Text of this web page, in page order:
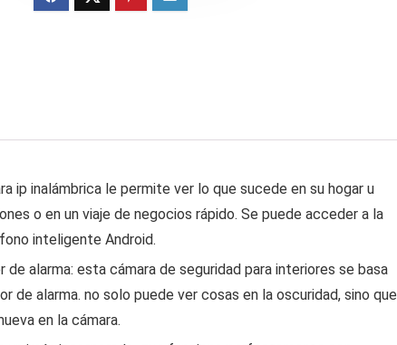
ip inalámbrica le permite ver lo que sucede en su hogar u
o en un viaje de negocios rápido. Se puede acceder a la
inteligente Android.
alarma: esta cámara de seguridad para interiores se basa
alarma. no solo puede ver cosas en la oscuridad, sino que
en la cámara.